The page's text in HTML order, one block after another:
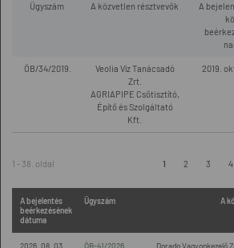
Ügyszám A közvetlen résztvevők
A
ÖB/34/2019.
Veolia Víz Tanácsadó
Zrt.
AGRIAPIPE Csőtisztító,
Építő és Szolgáltató
Kft.
2019.
1 - 38. oldal 1 2 3 4
A bejelentés
beérkezésének
dátuma
Ügyszám A
2026. 08. 03 ÖB-41/2026
Dorado Vagyonkezelő